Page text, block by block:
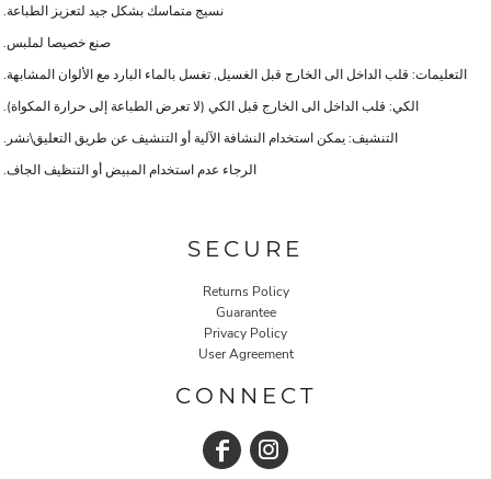
نسيج متماسك بشكل جيد لتعزيز الطباعة.
صنع خصيصا لملبس.
التعليمات: قلب الداخل الى الخارج قبل الغسيل, تغسل بالماء البارد مع الألوان المشابهة.
الكي: قلب الداخل الى الخارج قبل الكي (لا تعرض الطباعة إلى حرارة المكواة).
التنشيف: يمكن استخدام النشافة الآلية أو التنشيف عن طريق التعليق\نشر.
الرجاء عدم استخدام المبيض أو التنظيف الجاف.
SECURE
Returns Policy
Guarantee
Privacy Policy
User Agreement
CONNECT